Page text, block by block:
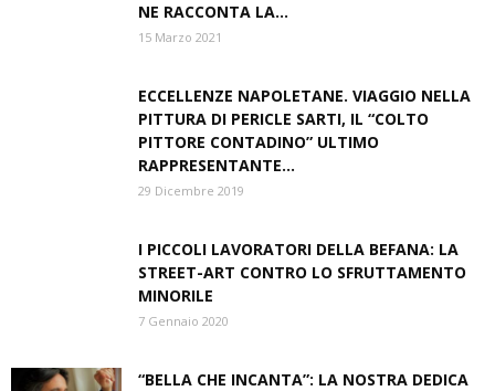
NE RACCONTA LA...
15 Marzo 2021
ECCELLENZE NAPOLETANE. VIAGGIO NELLA
PITTURA DI PERICLE SARTI, IL “COLTO
PITTORE CONTADINO” ULTIMO
RAPPRESENTANTE...
29 Dicembre 2019
I PICCOLI LAVORATORI DELLA BEFANA: LA
STREET-ART CONTRO LO SFRUTTAMENTO
MINORILE
7 Gennaio 2020
“BELLA CHE INCANTA”: LA NOSTRA DEDICA